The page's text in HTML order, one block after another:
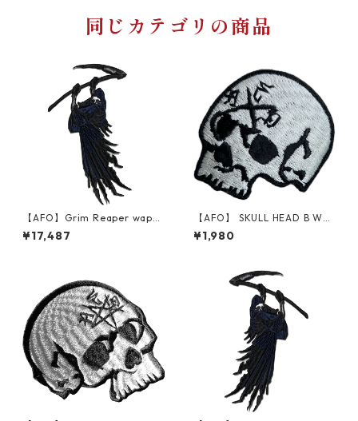
同じカテゴリの商品
【AFO】Grim Reaper wapp
en【227 x 377mm】RIGHT
ワッペン 右打ち【ゆうパケッ
¥17,487
【AFO】 SKULL HEAD B WAP
PEN【ゆうパケット配送対象商
品】ワッペン
¥1,980